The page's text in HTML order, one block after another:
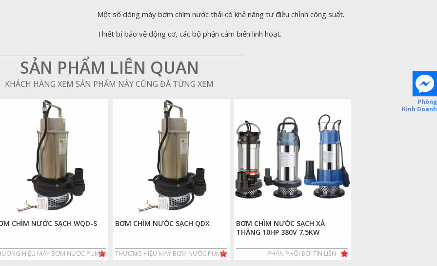
Một số dòng máy bơm chìm nước thải có khả năng tự điều chỉnh công suất.
Thiết bị bảo vệ động cơ, các bộ phận cảm biến linh hoạt.
SẢN PHẨM LIÊN QUAN
KHÁCH HÀNG XEM SẢN PHẨM NÀY CŨNG ĐÃ TỪNG XEM
CHÌM NƯỚC SẠCH WQD-S
HIỆU MÁY BƠM NƯỚC PUMPMAN©
BƠM CHÌM NƯỚC SẠCH QDX
THƯƠNG HIỆU MÁY BƠM NƯỚC PUMPMAN©
BƠM CHÌM NƯỚC SẠCH XẢ
THẲNG 10HP 380V 7.5KW
PHÂN PHỐI BỞI TÍN LIÊN